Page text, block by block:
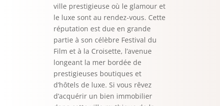
ville prestigieuse où le glamour et
le luxe sont au rendez-vous. Cette
réputation est due en grande
partie à son célèbre Festival du
Film et à la Croisette, l’avenue
longeant la mer bordée de
prestigieuses boutiques et
d’hôtels de luxe. Si vous rêvez
d’acquérir un bien immobilier